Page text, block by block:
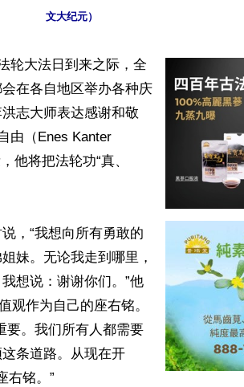
文大纪元）
轮大法日到来之际，全
在各自地区举办各种庆
志大师表达感谢和敬
由（Enes Kanter
他将把法轮功“真、
，“我想向所有勇敢的
妹。无论我走到哪里，
想说：谢谢你们。”他
观作为自己的座右铭。
要。我们所有人都需要
条道路。从现在开
右铭。”